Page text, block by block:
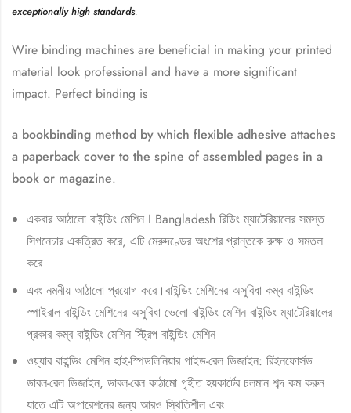
exceptionally high standards.
Wire binding machines are beneficial in making your printed
material look professional and have a more significant
impact. Perfect binding is
a bookbinding method by which flexible adhesive attaches
a paperback cover to the spine of assembled pages in a
book or magazine.
একবার আঠালো বাইন্ডিং মেশিন I Bangladesh রিডিং ম্যাটেরিয়ালের সমস্ত
সিগনেচার একত্রিত করে, এটি মেরুদণ্ডের অংশের প্রান্তকে রুক্ষ ও সমতল
করে
এবং নমনীয় আঠালো প্রয়োগ করে।বাইন্ডিং মেশিনের অসুবিধা কম্ব বাইন্ডিং
স্পাইরাল বাইন্ডিং মেশিনের অসুবিধা ভেলো বাইন্ডিং মেশিন বাইন্ডিং ম্যাটেরিয়ালের
প্রকার কম্ব বাইন্ডিং মেশিন স্ট্রিপ বাইন্ডিং মেশিন
ওয়্যার বাইন্ডিং মেশিন হাই-স্পিডলিনিয়ার গাইড-রেল ডিজাইন: রিইনফোর্সড
ডাবল-রেল ডিজাইন, ডাবল-রেল কাঠামো গৃহীত হয়কার্টের চলমান শব্দ কম করুন
যাতে এটি অপারেশনের জন্য আরও স্থিতিশীল এবং